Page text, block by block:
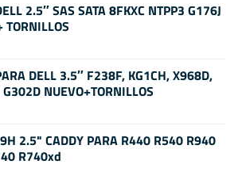
2.5″ SAS SATA 8FKXC NTPP3 G176J
TORNILLOS
DELL 3.5″ F238F, KG1CH, X968D,
NUEVO+TORNILLOS
2.5" CADDY PARA R440 R540 R940
R740xd